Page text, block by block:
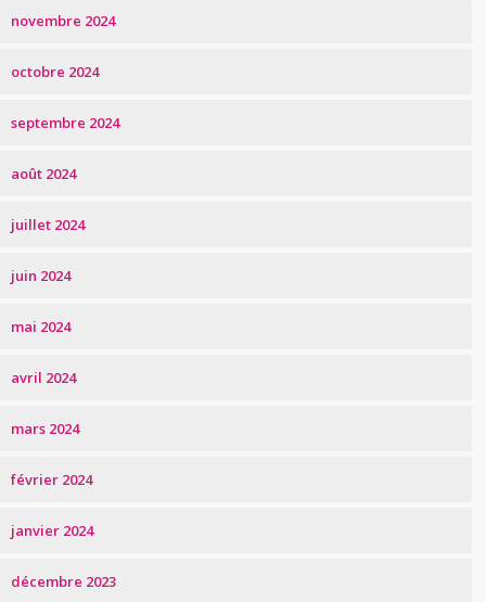
novembre 2024
octobre 2024
septembre 2024
août 2024
juillet 2024
juin 2024
mai 2024
avril 2024
mars 2024
février 2024
janvier 2024
décembre 2023